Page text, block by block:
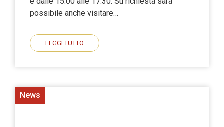
possibile anche visitare…
LEGGI TUTTO
News